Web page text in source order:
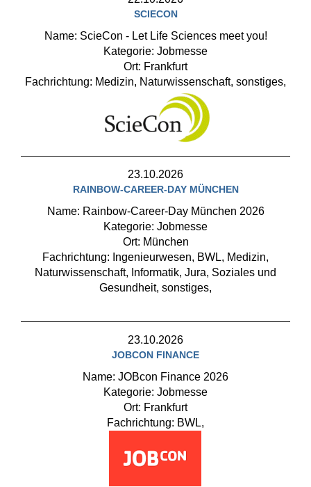
SCIECON
Name: ScieCon - Let Life Sciences meet you!
Kategorie: Jobmesse
Ort: Frankfurt
Fachrichtung: Medizin, Naturwissenschaft, sonstiges,
23.10.2026
RAINBOW-CAREER-DAY MÜNCHEN
Name: Rainbow-Career-Day München 2026
Kategorie: Jobmesse
Ort: München
Fachrichtung: Ingenieurwesen, BWL, Medizin,
Naturwissenschaft, Informatik, Jura, Soziales und
Gesundheit, sonstiges,
23.10.2026
JOBCON FINANCE
Name: JOBcon Finance 2026
Kategorie: Jobmesse
Ort: Frankfurt
Fachrichtung: BWL,